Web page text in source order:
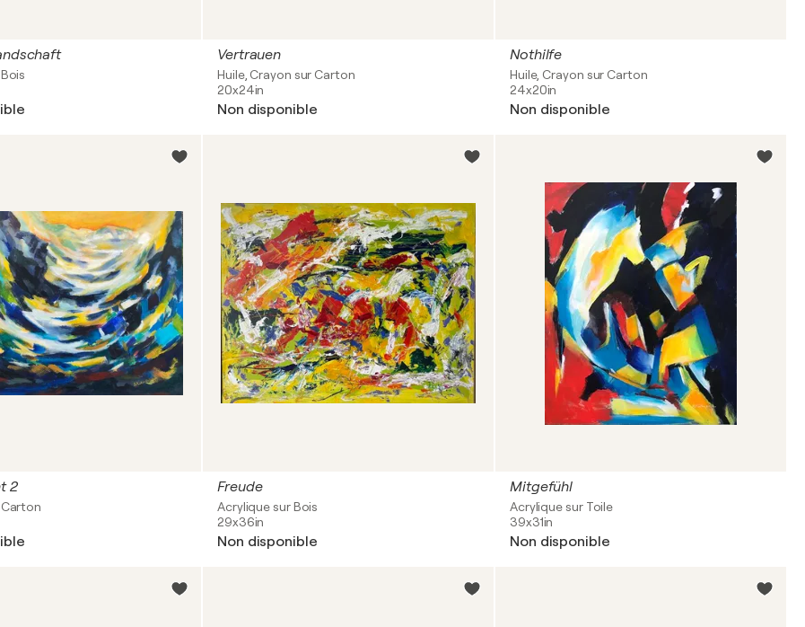
Vertrauen
Huile, Crayon sur Carton
20x24in
Non disponible
Nothilfe
Huile, Crayon sur Carton
24x20in
Non disponible
2 Freude
Acrylique sur Bois
29x36in
Non disponible
Mitgefühl
Acrylique sur Toile
39x31in
Non disponible